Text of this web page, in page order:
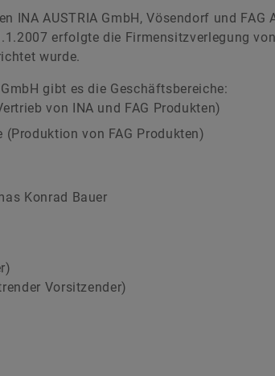
INA AUSTRIA GmbH, Vösendorf und
erfolgte die Firmensitzverlegung
wurde.
gibt es die Geschäftsbereiche:
von INA und FAG Produkten)
von FAG Produkten)
Konrad Bauer
Vorsitzender)